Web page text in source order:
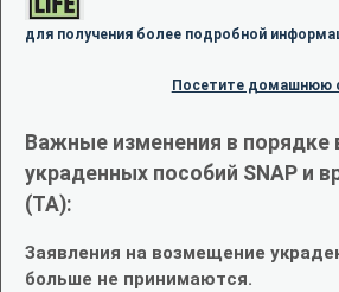
для получения более подробной
Посетите домашнюю
Важные изменения в порядке
украденных пособий SNAP и
(TA):
Заявления на возмещение
больше не принимаются.